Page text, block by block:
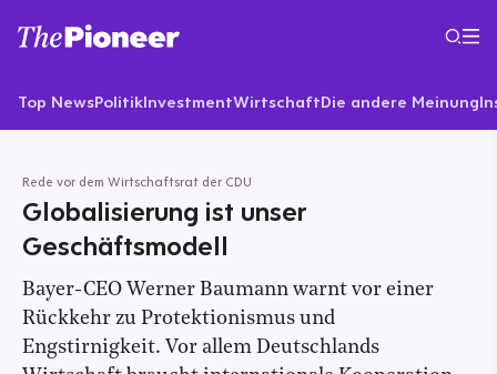
Top NewsPolitikInvestmentWirtschaftDie andere Meinung
Rede vor dem Wirtschaftsrat der CDU
Globalisierung ist unser
Geschäftsmodell
Bayer-CEO Werner Baumann warnt vor einer
Rückkehr zu Protektionismus und
Engstirnigkeit. Vor allem Deutschlands